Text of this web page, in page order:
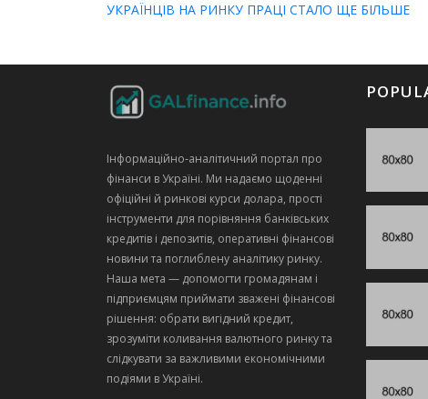
УКРАЇНЦІВ НА РИНКУ ПРАЦІ СТАЛО ЩЕ БІЛЬШЕ
Інформаційно‑аналітичний портал про
фінанси в Україні. Ми надаємо щоденні
офіційні й ринкові курси долара, прості
інструменти для порівняння банківських
кредитів і депозитів, оперативні фінансові
новини та поглиблену аналітику ринку.
Наша мета — допомогти громадянам і
підприємцям приймати зважені фінансові
рішення: обрати вигідний кредит,
зрозуміти коливання валютного ринку та
слідкувати за важливими економічними
подіями в Україні.